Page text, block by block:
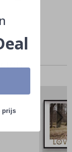
prijs